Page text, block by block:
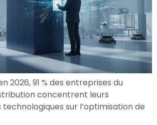
2026, 91 % des entreprises du
concentrent leurs
sur l’optimisation de